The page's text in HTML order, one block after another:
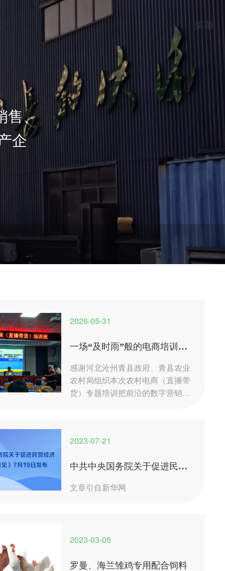
菜单
售、
企
2026-05-31
一场“及时雨”般的电商培训，
感谢河北沧州青县政府、青县农业
农村局组织本次农村电商（直播带
货）专题培训把前沿的数字营销知
2023-07-21
中共中央国务院关于促进民营
文章引自新华网
2023-03-05
罗曼、海兰雏鸡专用配合饲料